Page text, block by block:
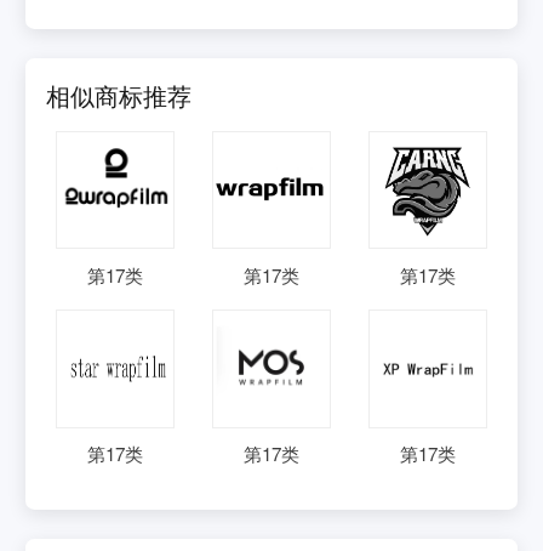
相似商标推荐
第17类 第17类 第17类
第17类 第17类 第17类